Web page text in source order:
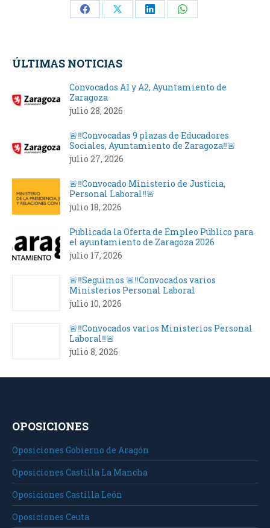
Share Share Share Share
ÚLTIMAS NOTICIAS
Convocados A1 y A2, Ayuntamiento de
Zaragoza
julio 28, 2026
🚨‼️Convocadas 9 plazas de Educadores
Sociales, Ayuntamiento de Zaragoza‼️🚨
julio 27, 2026
🚨‼️Convocado Ministerio de Justicia,
Personal Laboral‼️🚨
julio 18, 2026
Publicada la Oferta de Empleo Público para
el ayuntamiento de Zaragoza 2026
julio 17, 2026
🚨‼️Seguimos 🚨‼️Convocados varios
Ministerios Personal Laboral
julio 10, 2026
🚨‼️Convocados varios Ministerios Personal
Laboral‼️🚨
julio 8, 2026
OPOSICIONES
Oposiciones Gobierno de Aragón
Oposiciones Castilla La Mancha
Oposiciones Castilla León
Oposiciones Ceuta